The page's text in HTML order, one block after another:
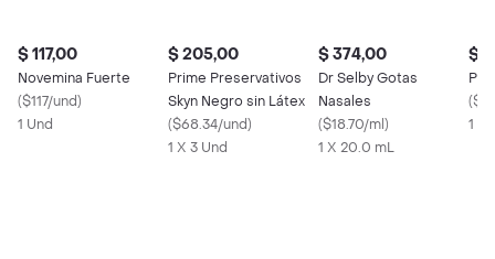
$ 117,00
Novemina Fuerte
($117/und)
1 Und
$ 205,00
Prime Preservativos
Skyn Negro sin Látex
($68.34/und)
1 X 3 Und
$ 374,00
Dr Selby Gotas
Nasales
($18.70/ml)
1 X 20.0 mL
$
(
1 x